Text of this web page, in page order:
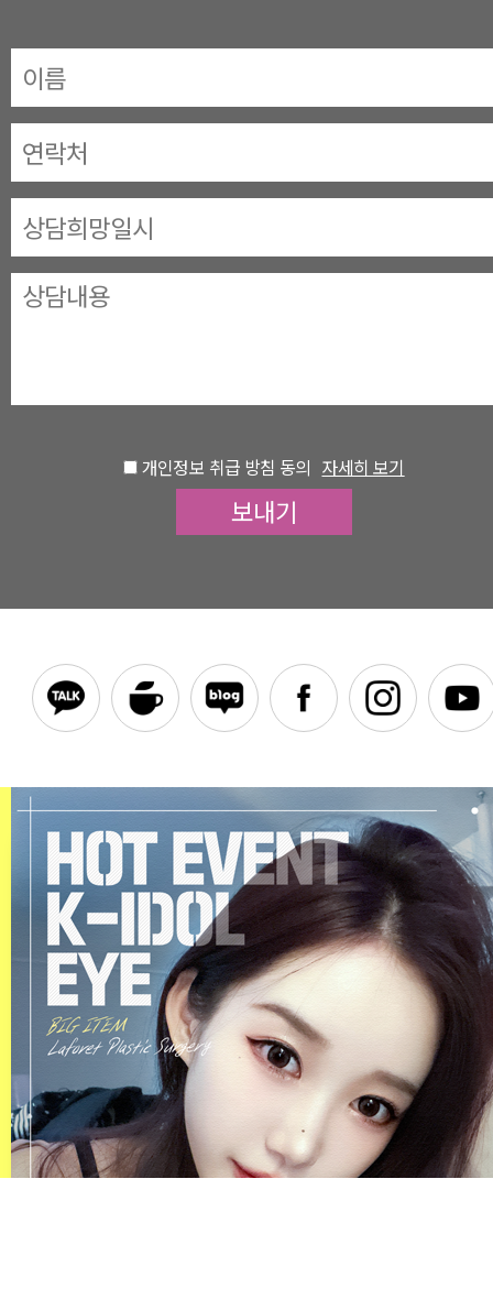
개인정보 취급 방침 동의 자세히 보기
의료진소개 | 온라인예약
상호명 : 라포레성형외과 |
대표자 : 이두양
06025) 서울시 강남구 논현로 824 (신사동 591) 동양빌딩 5층 (비원약국 5층)
사업자등록번호 : 211-09-48951
대표전화 : 02 542 2770
| Fax : 02 542 2771
COPYRIGHT © 2019 라포레성형외과. ALL RIGHTS RESERVED.